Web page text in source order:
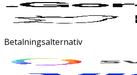
Betalningsalternativ